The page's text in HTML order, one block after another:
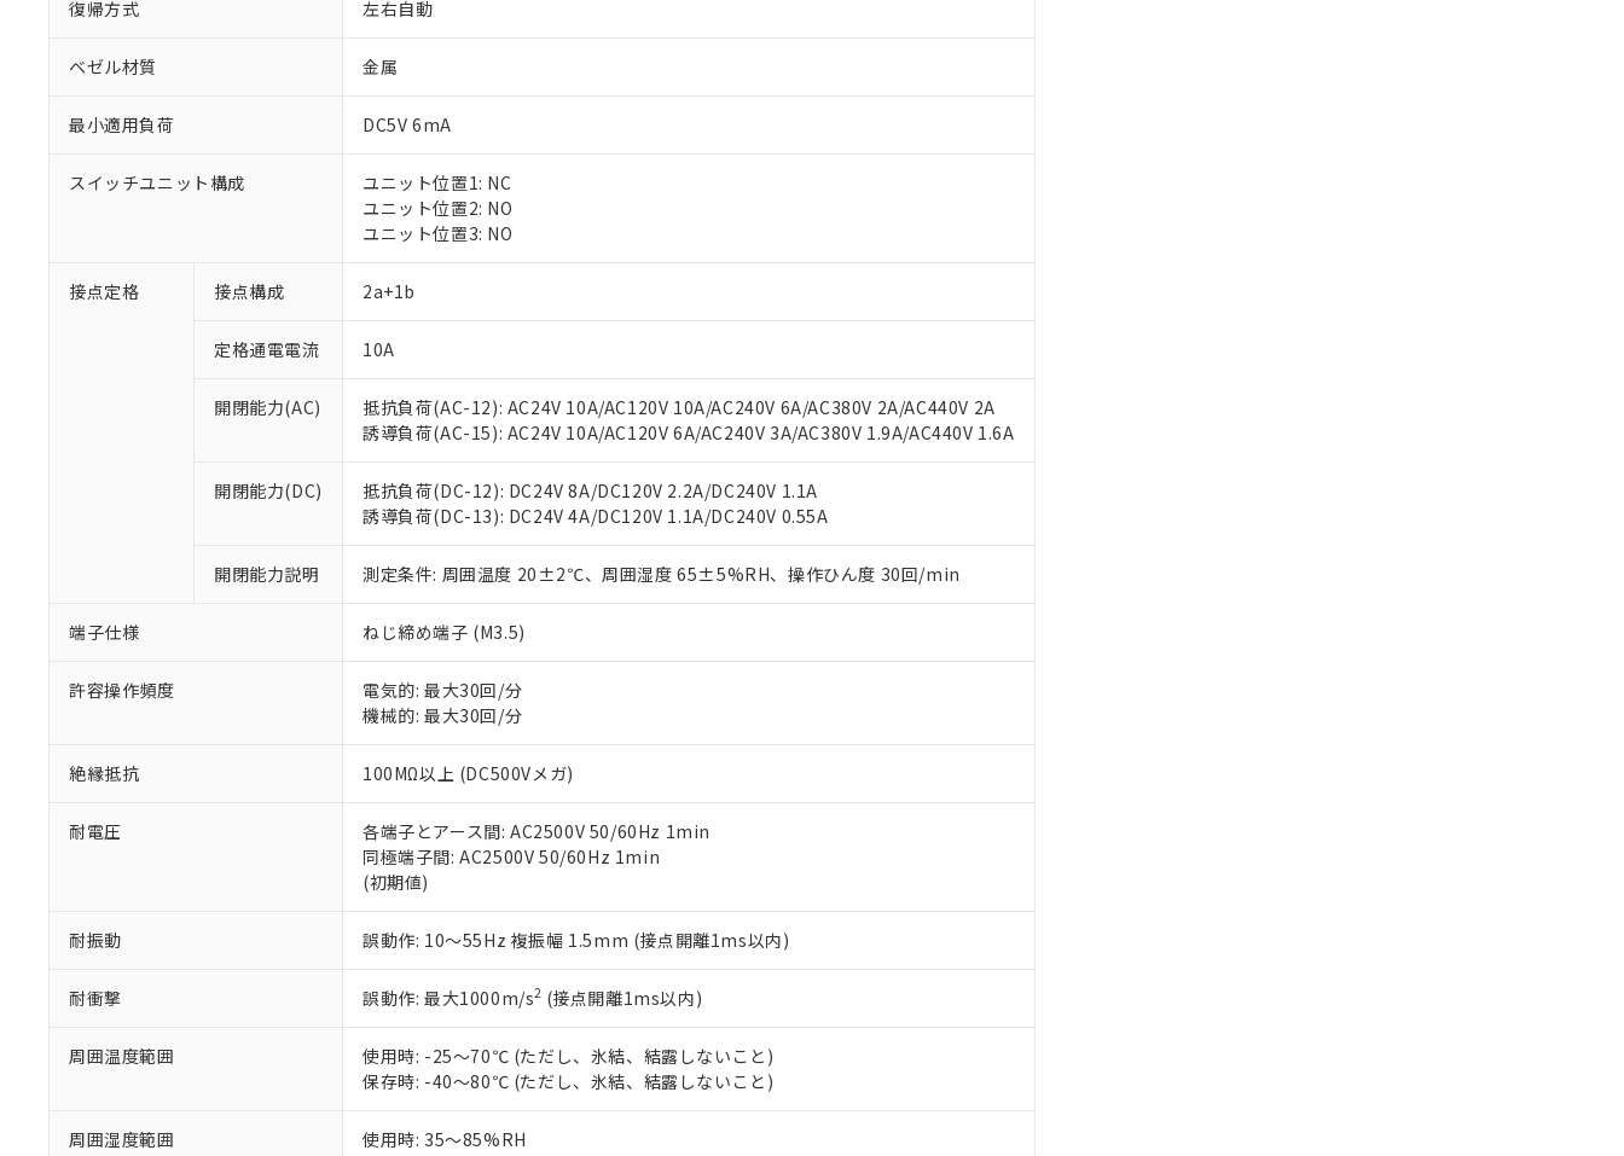
復帰方式 左右自動
ベゼル材質 金属
最小適用負荷 DC5V 6mA
スイッチユニット構成
ユニット位置1: NC
ユニット位置2: NO
ユニット位置3: NO
接点定格 接点構成 2a+1b
定格通電電流 10A
開閉能力(AC)
抵抗負荷(AC-12): AC24V 10A/AC120V 10A/AC240V 6A/AC380V 2A/AC440V 2A
誘導負荷(AC-15): AC24V 10A/AC120V 6A/AC240V 3A/AC380V 1.9A/AC440V 1.6A
開閉能力(DC)
抵抗負荷(DC-12): DC24V 8A/DC120V 2.2A/DC240V 1.1A
誘導負荷(DC-13): DC24V 4A/DC120V 1.1A/DC240V 0.55A
開閉能力説明 測定条件: 周囲温度 20±2℃、周囲湿度 65±5%RH、操作ひん度 30回/min
端子仕様 ねじ締め端子 (M3.5)
許容操作頻度
電気的: 最大30回/分
機械的: 最大30回/分
絶縁抵抗 100MΩ以上 (DC500Vメガ)
耐電圧
各端子とアース間: AC2500V 50/60Hz 1min
同極端子間: AC2500V 50/60Hz 1min
(初期値)
耐振動 誤動作: 10～55Hz 複振幅 1.5mm (接点開離1ms以内)
耐衝撃 誤動作: 最大1000m/s2 (接点開離1ms以内)
周囲温度範囲
使用時: -25～70℃ (ただし、氷結、結露しないこと)
保存時: -40～80℃ (ただし、氷結、結露しないこと)
周囲湿度範囲 使用時: 35～85%RH
ご利用条件
以下の条件をお読みいただき、同意のうえご利用ください。
本サービスは、当社制御機器事業取扱商品の当社在庫状況および標準価格(税抜)を提供させていただ
くものです。
当社制御機器事業取扱商品の中には、本サービスの対象外となる商品もあることをご了承ください。
のであり、閲覧された時点での実際の在庫および標準価格とは異なる場合があることをご了承くださ
い。
正式な納期状況および標準価格はお客様のお取引先、またはお客様担当のオムロン制御機器販売店・
当社販売員にご相談ください。
オムロン制御機器販売店や当社販売拠点は「販売ネットワーク
」をご確認ください。
在庫状況および標準価格結果を当社の事前の承諾なく第三者に漏洩または開示しないようお願いしま
マイパーツ機能（部品リスト作成サービス）をご利用いただくには、I-Webメンバーズにご登録され
ている必要があります。
お客様が当ウェブサイト上で当社にご登録された部品リストについて、当社および当社の共同利用者
さい。
※当社の共同利用者とは、"個人情報の共同利用に関して"
の「1.共同利用者の範囲」に記載されて
いる法人を指します。
※1 対応状況
対応済み：EU RoHS指令（10物質）の非含有に対応した製品が提供可能な商品です。
対応予定：EU RoHS指令（10物質）の非含有に対応した製品に切り替える予定のある商品です。
対応予定なし：EU RoHS指令（10物質）の非含有に非対応の商品で、対応品を出す予定はありません。
非該当品：ライセンス料など無形物で、有害物質有無と関係のない商品です。
仕入先様の事情により、非含有部品としていたものが、含有品と判明した場合などやむを得ず変更すること
があります。
*EU RoHS指令（10物質）：
鉛(Pb) 1000ppm以下、 水銀(Hg) 1000ppm以下、 カドミウム(Cd) 100ppm以下、
六価クロム(Cr(Ⅵ)) 1000ppm以下、ポリ臭化ビフェニル類(PBB) 1000ppm以下、ポリ臭化ジフェニルエーテル類(PBDE) 1000ppm以下、
但し、RoHS指令で産業用監視および制御機器に対する適用除外項目は除く。
フタル酸エステル類の４物質については閾値を超える意図的な使用がないことを確認しています。
※2 対応予定月
部品在庫の切り替え状況などにより、予定月が前後することがあります。
※3 非含有証明書ダウンロード
下記の非含有証明書をダウンロードすることができます。
EU RoHS指令（10物質）の非含有証明書
51物質の非含有証明書（当社基準）
※本証明書は発行日時点で非含有を証明するもので、過去に遡って非含有を証明するものではありません。
また、RoHS指令のフタル酸エステル類４物質の対応では、対応完了までの期間は出荷製品に未対応品が
混在することから備考欄に対応日を記載しておりました。
り割愛しております。
※1 中国RoHS○×表
「－」：未確認です。当社販売部門へお問い合わせください。
*中国RoHS10物質の基準値 (GB/T26572)：
Pb(鉛) :1000ppm、 Hg(水銀) : 1000ppm、 Cd(カドミウム) : 100ppm、
Cr(Ⅵ)(六価クロム) : 1000ppm、 PBBs(ポリ臭化ビフェニル類) : 1000ppm、 PBDEs(ポリ臭化ジフェニルエーテル類) : 1000ppm、
DBP(フタル酸ジブチル) : 1000ppm、 DIBP(フタル酸ジイソブチル) : 1000ppm、 BBP(フタル酸ブチルベンジル) : 1000ppm、
DEHP(フタル酸ビス(2-エチルヘキシル)) : 1000ppm
※2 環境保護使用期限
「ｅ」：有害物質（10物質）のすべてが基準値以下であることを示します。
「10」：通常の使用状況下において有害物質が外部に漏えいし、環境に深刻な影響を及ぼさない年数を意
味します。
当社は、これら貴社製品のうち、外国為替および外国貿易法に定める商品（以下｢規制貨物等」とい
う）を輸出または国外への提供する場合は、日本国政府の輸出許可(または役務取引許可)を取得する
当社は規制貨物を破棄する場合は、完全に破砕するなど、違法に輸出されないよう必要な手段を講じ
ます。
当社は貴社製品を、核兵器、ミサイル、化学兵器、生物兵器またはその他武器並びにこれらの製造装
当社は、貴社製品を第三者に販売する場合は、上記1、2および3の内容を当該第三者に通知します。
また当社は、販売先および販売に係わる関係者が違法に輸出するおそれがある場合は、取り引きをい
たしません。
記
号
説明
○ 一定数以上の在庫あり
△ 一定数には満たないが在庫あり
－
在庫なし(最新の在庫状況については、お客様のお取引先、またはお客様担当のオムロン制御
機器販売店・当社販売員にご確認ください)
空
白
受注生産機種、また在庫状況の情報を公開していない機種